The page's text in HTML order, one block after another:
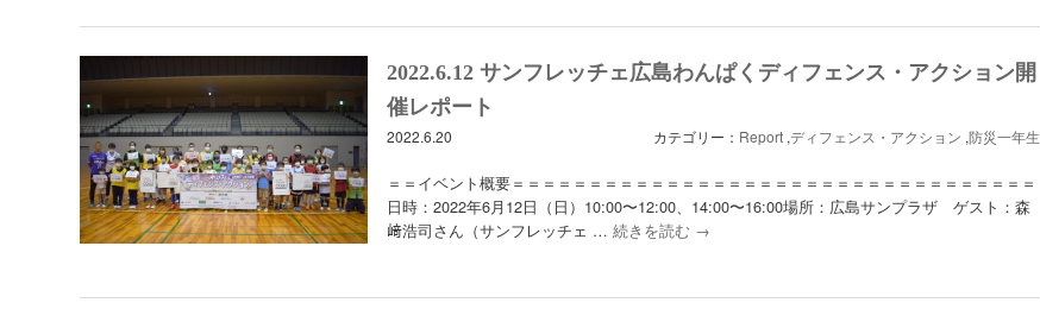
2022.6.12 サンフレッチェ広島わんぱくディフェンス・アクション開
催レポート
2022.6.20 カテゴリー： Report,ディフェンス・アクション ,防災一年生
＝＝イベント概要＝＝＝＝＝＝＝＝＝＝＝＝＝＝＝＝＝＝＝＝＝＝＝＝＝＝＝＝＝＝＝＝＝＝
日時：2022年6月12日（日）10:00〜12:00、14:00〜16:00場所：広島サンプラザ ゲスト：森
﨑浩司さん（サンフレッチェ …続きを読む →